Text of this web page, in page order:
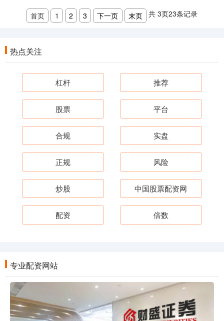
首页 1 2 3 下一页 末页 共 3页23条记录
热点关注
杠杆 推荐
股票 平台
合规 实盘
正规 风险
炒股 中国股票配资网
配资 倍数
专业配资网站